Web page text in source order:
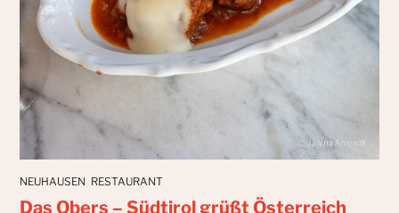
NEUHAUSEN RESTAURANT
Das Obers – Südtirol grüßt Österreich